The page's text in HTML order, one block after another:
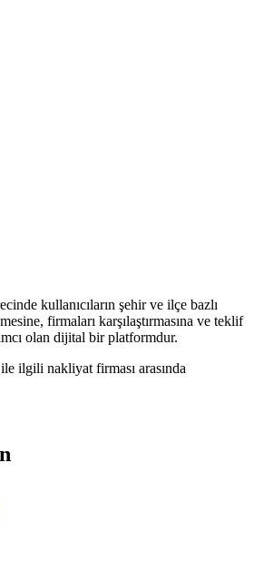
kullanıcıların şehir ve ilçe bazlı
firmaları karşılaştırmasına ve teklif
olan dijital bir platformdur.
ilgili nakliyat firması arasında